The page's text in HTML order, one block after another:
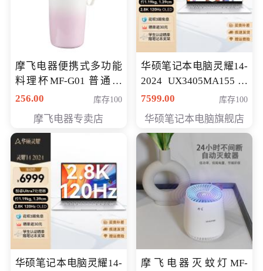
摩飞电器便携式多功能
料理杯MF-G01 普通会
员专享价格118元
256.00 库存100
摩飞电器专卖店
华硕笔记本电脑灵耀14-
2024 UX3405MA155冰
川银 oled 智慧轻薄本 会
7599.00 库存100
华硕笔记本电脑旗舰店
华硕笔记本电脑灵耀14-
摩飞电器灭蚊灯MF-